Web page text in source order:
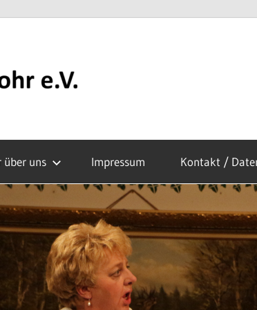
e.V.
über uns Impressum Kontakt /